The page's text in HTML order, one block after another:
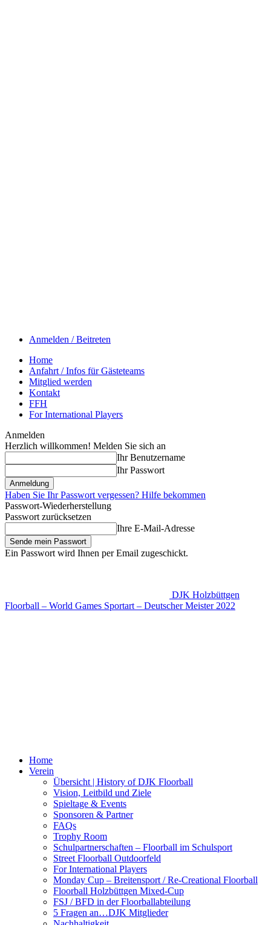
Anmelden / Beitreten
Home
Anfahrt / Infos für Gästeteams
Mitglied werden
Kontakt
FFH
For International Players
Anmelden
Herzlich willkommen! Melden Sie sich an
Ihr Benutzername
Ihr Passwort
Haben Sie Ihr Passwort vergessen? Hilfe bekommen
Passwort-Wiederherstellung
Passwort zurücksetzen
Ihre E-Mail-Adresse
Ein Passwort wird Ihnen per Email zugeschickt.
DJK Holzbüttgen
Floorball – World Games Sportart – Deutscher Meister 2022
Home
Verein
Übersicht | History of DJK Floorball
Vision, Leitbild und Ziele
Spieltage & Events
Sponsoren & Partner
FAQs
Trophy Room
Schulpartnerschaften – Floorball im Schulsport
Street Floorball Outdoorfeld
For International Players
Monday Cup – Breitensport / Re-Creational Floorball
Floorball Holzbüttgen Mixed-Cup
FSJ / BFD in der Floorballabteilung
5 Fragen an…DJK Mitglieder